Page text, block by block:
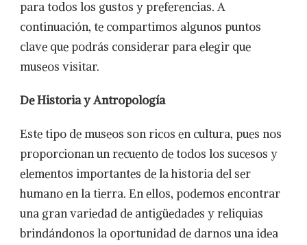
para todos los gustos y preferencias. A
continuación, te compartimos algunos puntos
clave que podrás considerar para elegir que
museos visitar.
De Historia y Antropología
Este tipo de museos son ricos en cultura, pues nos
proporcionan un recuento de todos los sucesos y
elementos importantes de la historia del ser
humano en la tierra. En ellos, podemos encontrar
una gran variedad de antigüedades y reliquias
brindándonos la oportunidad de darnos una idea